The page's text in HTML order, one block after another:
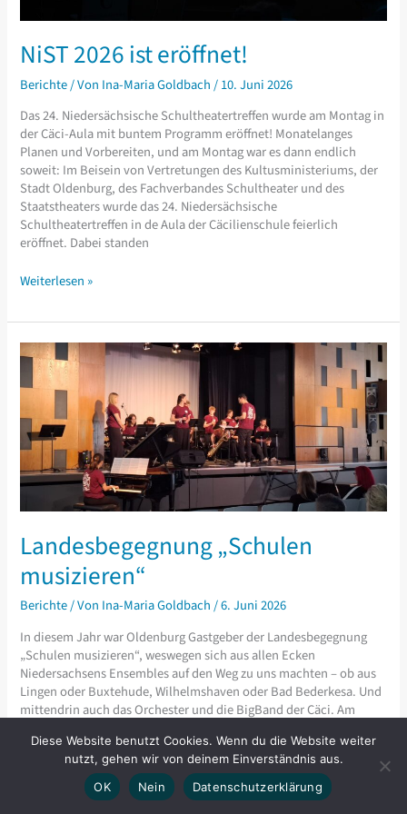
NiST 2026 ist eröffnet!
Berichte/ Von Ina-Maria Goldbach/10. Juni 2026
Das 24. Niedersächsische Schultheatertreffen wurde am Montag in
der Cäci-Aula mit buntem Programm eröffnet! Monatelanges
Planen und Vorbereiten, und am Montag war es dann endlich
soweit: Im Beisein von Vertretungen des Kultusministeriums, der
Stadt Oldenburg, des Fachverbandes Schultheater und des
Staatstheaters wurde das 24. Niedersächsische
Schultheatertreffen in de Aula der Cäcilienschule feierlich
eröffnet. Dabei standen
NiST
ist
Weiterlesen »
Landesbegegnung „Schulen
musizieren“
Berichte/ Von Ina-Maria Goldbach/6. Juni 2026
In diesem Jahr war Oldenburg Gastgeber der Landesbegegnung
„Schulen musizieren“, weswegen sich aus allen Ecken
Niedersachsens Ensembles auf den Weg zu uns machten – ob aus
Lingen oder Buxtehude, Wilhelmshaven oder Bad Bederkesa. Und
mittendrin auch das Orchester und die BigBand der Cäci. Am
Landesbegegnung
Weiterlesen »
Diese Website benutzt Cookies. Wenn du die Website weiter
nutzt, gehen wir von deinem Einverständnis aus.
OK
Nein Datenschutzerklärung